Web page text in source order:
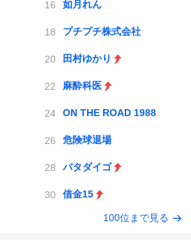
如月れん
プチプチ株式会社
田村ゆかり
麻酔科医
ON THE ROAD 1988
危険球退場
バタダイゴ
借金15
100位まで見る